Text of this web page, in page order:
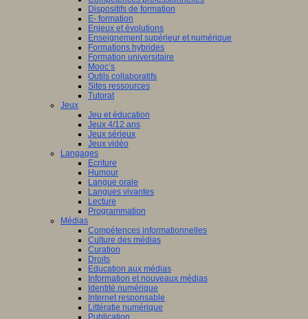
Dispositifs de formation
E- formation
Enjeux et évolutions
Enseignement supérieur et numérique
Formations hybrides
Formation universitaire
Mooc’s
Outils collaboratifs
Sites ressources
Tutorat
Jeux
Jeu et éducation
Jeux 4/12 ans
Jeux sérieux
Jeux vidéo
Langages
Ecriture
Humour
Langue orale
Langues vivantes
Lecture
Programmation
Médias
Compétences informationnelles
Culture des médias
Curation
Droits
Education aux médias
Information et nouveaux médias
Identité numérique
Internet responsable
Littératie numérique
Publication